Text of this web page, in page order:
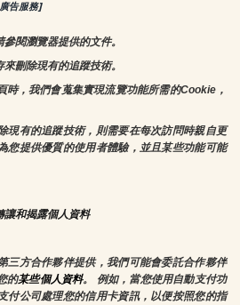
告服務]
閱瀏覽器提供的文件。
刪除現有的追蹤技術。
時，我們會蒐集實現流覽功能所需的Cookie，
現有的追蹤技術，則需要在每次訪問時親自更
您提供優質的使用者體驗，並且某些功能可能
讓和揭露個人資料
三方合作夥伴提供，我們可能會委託合作夥伴
的某些個人資料。 例如，當您使用自動支付功
付公司處理您的信用卡資訊，以便按照您的指